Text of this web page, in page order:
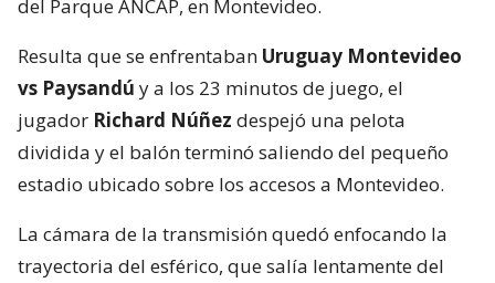
del Parque ANCAP, en Montevideo.
Resulta que se enfrentaban Uruguay Montevideo
vs Paysandú y a los 23 minutos de juego, el
jugador Richard Núñez despejó una pelota
dividida y el balón terminó saliendo del pequeño
estadio ubicado sobre los accesos a Montevideo.
La cámara de la transmisión quedó enfocando la
trayectoria del esférico, que salía lentamente del